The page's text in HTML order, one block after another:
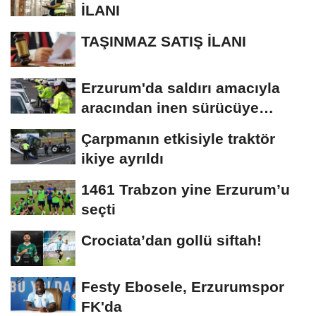
İLANI
TAŞINMAZ SATIŞ İLANI
Erzurum'da saldırı amacıyla
aracından inen sürücüye
Çarpmanın etkisiyle traktör
ikiye ayrıldı
1461 Trabzon yine Erzurum’u
seçti
Crociata’dan gollü siftah!
Festy Ebosele, Erzurumspor
FK'da